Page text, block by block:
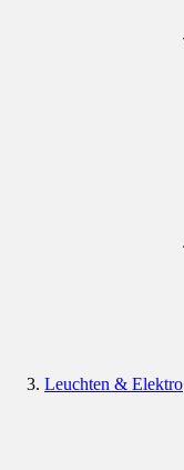
Leuchten & Elektro